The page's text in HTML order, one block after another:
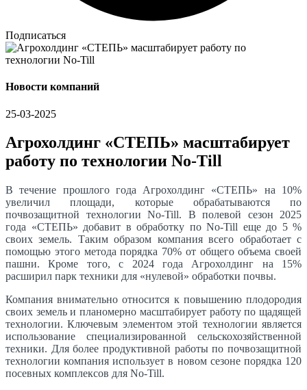
Подписаться
Новости компаний
25-03-2025
Агрохолдинг «СТЕПЬ» масштабирует
работу по технологии No-Till
В течение прошлого года Агрохолдинг «СТЕПЬ» на 10%
увеличил площади, которые обрабатываются по
почвозащитной технологии No-Till. В полевой сезон 2025
года «СТЕПЬ» добавит в обработку по No-Till еще до 5 %
своих земель. Таким образом компания всего обработает с
помощью этого метода порядка 70% от общего объема своей
пашни. Кроме того, с 2024 года Агрохолдинг на 15%
расширил парк техники для «нулевой» обработки почвы.
Компания внимательно относится к повышению плодородия
своих земель и планомерно масштабирует работу по щадящей
технологии. Ключевым элементом этой технологии является
использование специализированной сельскохозяйственной
техники. Для более продуктивной работы по почвозащитной
технологии компания использует в новом сезоне порядка 120
посевных комплексов для No-Till.